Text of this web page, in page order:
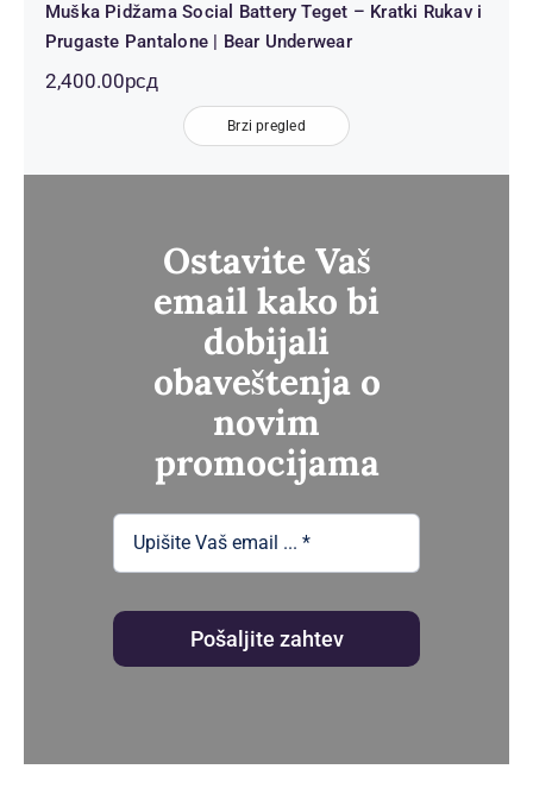
Muška Pidžama Social Battery Teget – Kratki Rukav i
Prugaste Pantalone | Bear Underwear
2,400.00рсд
Brzi pregled
Ostavite Vaš
email kako bi
dobijali
obaveštenja o
novim
promocijama
Pošaljite zahtev